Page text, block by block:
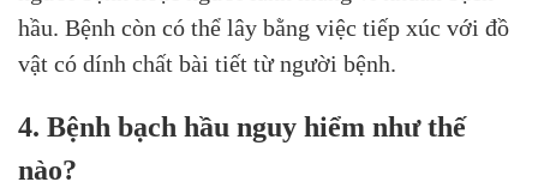
hầu. Bệnh còn có thể lây bằng việc tiếp xúc với đồ
vật có dính chất bài tiết từ người bệnh.
4. Bệnh bạch hầu nguy hiểm như thế
nào?